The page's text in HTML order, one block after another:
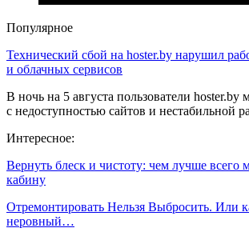
Популярное
Технический сбой на hoster.by нарушил
и облачных сервисов
В ночь на 5 августа пользователи hoster.by
с недоступностью сайтов и нестабильной
Интересное:
Вернуть блеск и чистоту: чем лучше всего
кабину
Отремонтировать Нельзя Выбросить. Или
неровный…